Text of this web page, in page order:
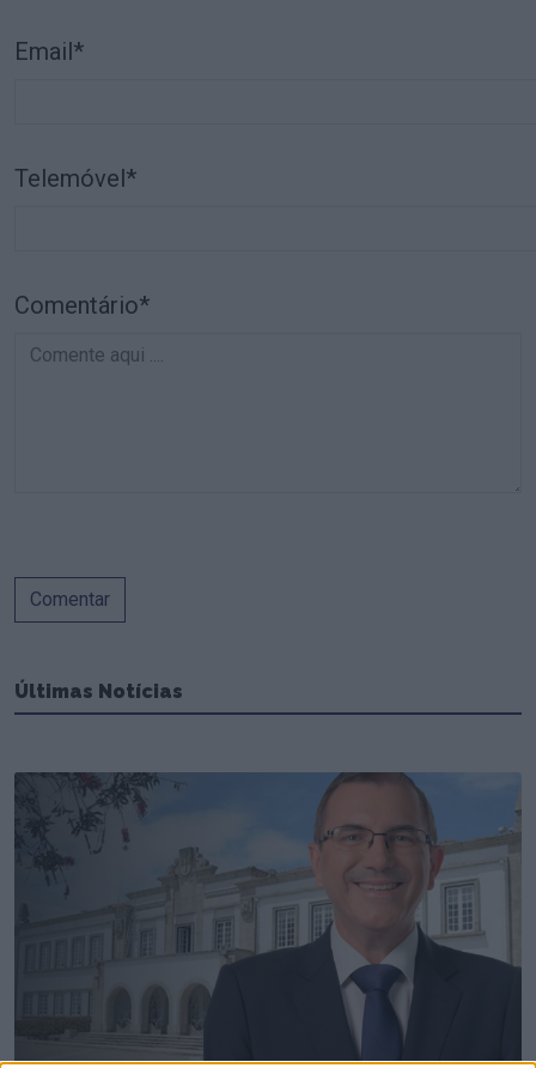
Email*
Telemóvel*
Comentário*
Comentar
Últimas Notícias